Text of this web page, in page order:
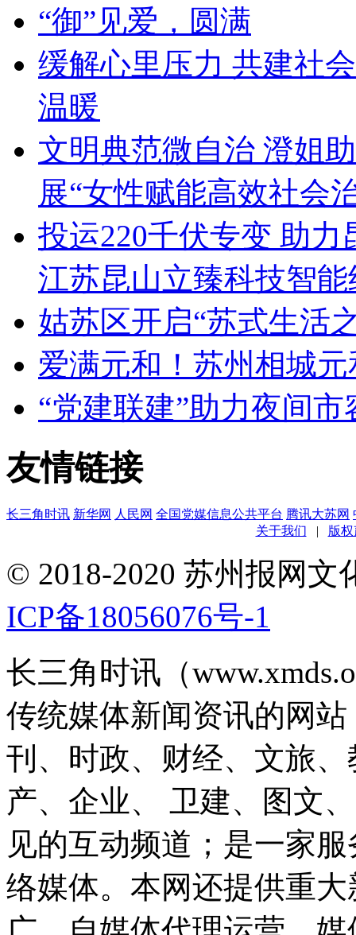
“御”见爱，圆满
缓解心里压力 共建社
温暖
文明典范微自治 澄姐
展“女性赋能高效社会
投运220千伏专变 助
江苏昆山立臻科技智
姑苏区开启“苏式生活
爱满元和！苏州相城
“党建联建”助力夜间
友情链接
长三角时讯 新华网 人民网 全国党媒信息公共平台 腾讯大苏网
关于我们
| 版
© 2018-2020 苏州报网
ICP备18056076号-1
长三角时讯（
传统媒体新闻资讯的网
刊、时政、财经、文旅
产、企业、 卫建、图文
见的互动频道；是一家
络媒体。本网还提供重